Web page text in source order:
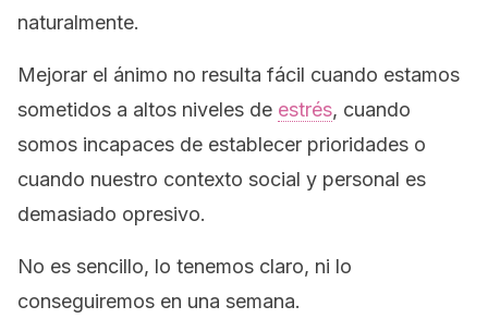
naturalmente.
Mejorar el ánimo no resulta fácil cuando estamos
sometidos a altos niveles de estrés, cuando
somos incapaces de establecer prioridades o
cuando nuestro contexto social y personal es
demasiado opresivo.
No es sencillo, lo tenemos claro, ni lo
conseguiremos en una semana.